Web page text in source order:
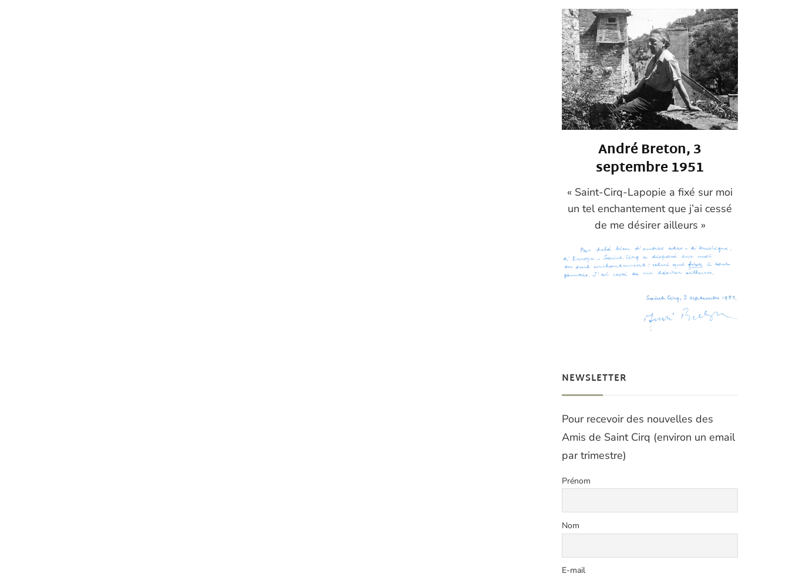
André Breton, 3
septembre 1951
« Saint-Cirq-Lapopie a fixé sur moi
un tel enchantement que j’ai cessé
de me désirer ailleurs »
NEWSLETTER
Pour recevoir des nouvelles des
Amis de Saint Cirq (environ un email
par trimestre)
Prénom
Nom
E-mail